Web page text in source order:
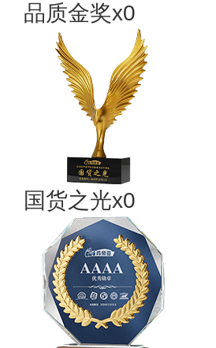
品质金奖x0
国货之光x0